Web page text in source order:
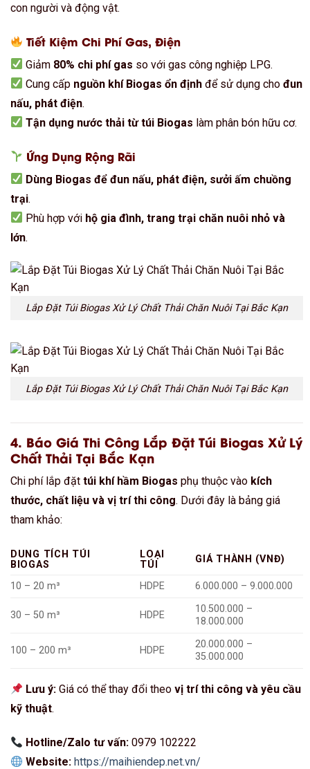
con người và động vật.
Tiết Kiệm Chi Phí Gas, Điện
Giảm 80% chi phí gas so với gas công nghiệp LPG.
Cung cấp nguồn khí Biogas ổn định để sử dụng chođun
nấu, phát điện.
Tận dụng nước thải từ túi Biogas làm phân bón hữu cơ.
Ứng Dụng Rộng Rãi
Dùng Biogas để đun nấu, phát điện, sưởi ấm chuồng
trại.
Phù hợp với hộ gia đình, trang trại chăn nuôi nhỏ và
lớn.
Lắp Đặt Túi Biogas Xử Lý Chất Thải Chăn Nuôi Tại Bắc Kạn
Lắp Đặt Túi Biogas Xử Lý Chất Thải Chăn Nuôi Tại Bắc Kạn
4. Báo Giá Thi Công Lắp Đặt Túi Biogas Xử Lý
Chất Thải Tại Bắc Kạn
Chi phí lắp đặt túi khí hầm Biogas phụ thuộc vào kích
thước, chất liệu và vị trí thi công. Dưới đây là bảng giá
tham khảo:
DUNG TÍCH TÚI
BIOGAS
LOẠI
TÚI
GIÁ THÀNH (VNĐ)
10 – 20 m³ HDPE 6.000.000 – 9.000.000
30 – 50 m³ HDPE
10.500.000 –
18.000.000
100 – 200 m³ HDPE
20.000.000 –
35.000.000
Lưu ý: Giá có thể thay đổi theovị trí thi công và yêu cầu
kỹ thuật.
Hotline/Zalo tư vấn: 0979 102222
Website: https://maihiendep.net.vn/